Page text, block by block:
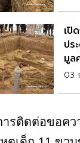
เปิ
ปร
มูล
03
รติดต่อขอค